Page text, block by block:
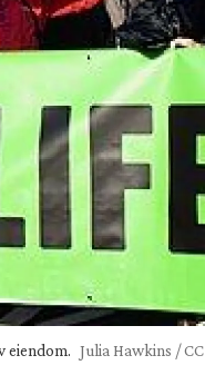
eiendom. Julia Hawkins / CC